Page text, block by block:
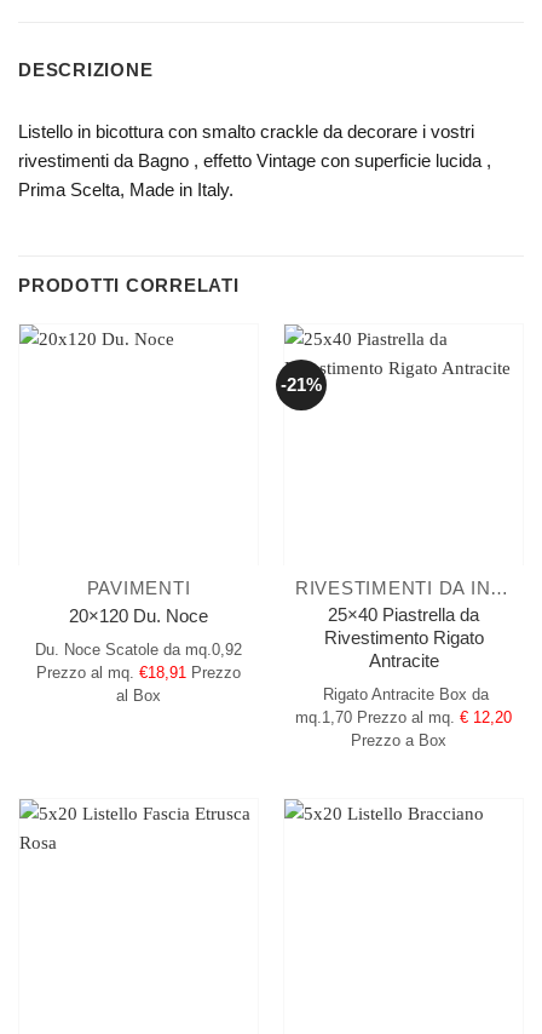
DESCRIZIONE
Listello in bicottura con smalto crackle da decorare i vostri
rivestimenti da Bagno , effetto Vintage con superficie lucida ,
Prima Scelta, Made in Italy.
PRODOTTI CORRELATI
PAVIMENTI
20×120 Du. Noce
Du. Noce Scatole da mq.0,92
Prezzo al mq. €18,91 Prezzo
al Box
-21%
RIVESTIMENTI DA INTERNO
25×40 Piastrella da
Rivestimento Rigato
Antracite
Rigato Antracite Box da
mq.1,70 Prezzo al mq. € 12,20
Prezzo a Box